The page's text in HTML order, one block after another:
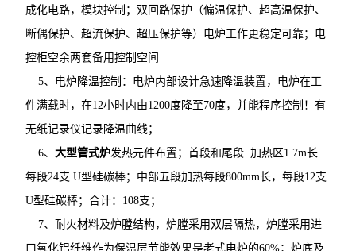
成化电路，模块控制；双回路保护（偏温保护、超高温保护、
断偶保护、超流保护、超压保护等）电炉工作更稳定可靠；电
控柜空余两套备用控制空间
5、电炉降温控制：电炉内部设计急速降温装置，电炉在工
件满载时，在12小时内由1200度降至70度，并能程序控制！有
无纸记录仪记录降温曲线；
6、大型管式炉发热元件布置；首段和尾段 加热区1.7m长
每段24支 U型硅碳棒；中部五段加热每段800mm长，每段12支
U型硅碳棒；合计：108支；
7、耐火材料及炉膛结构，炉膛采用双层隔热，炉膛采用进
口氧化铝纤维作为保温层节能效果是老式电炉的60%；炉底及